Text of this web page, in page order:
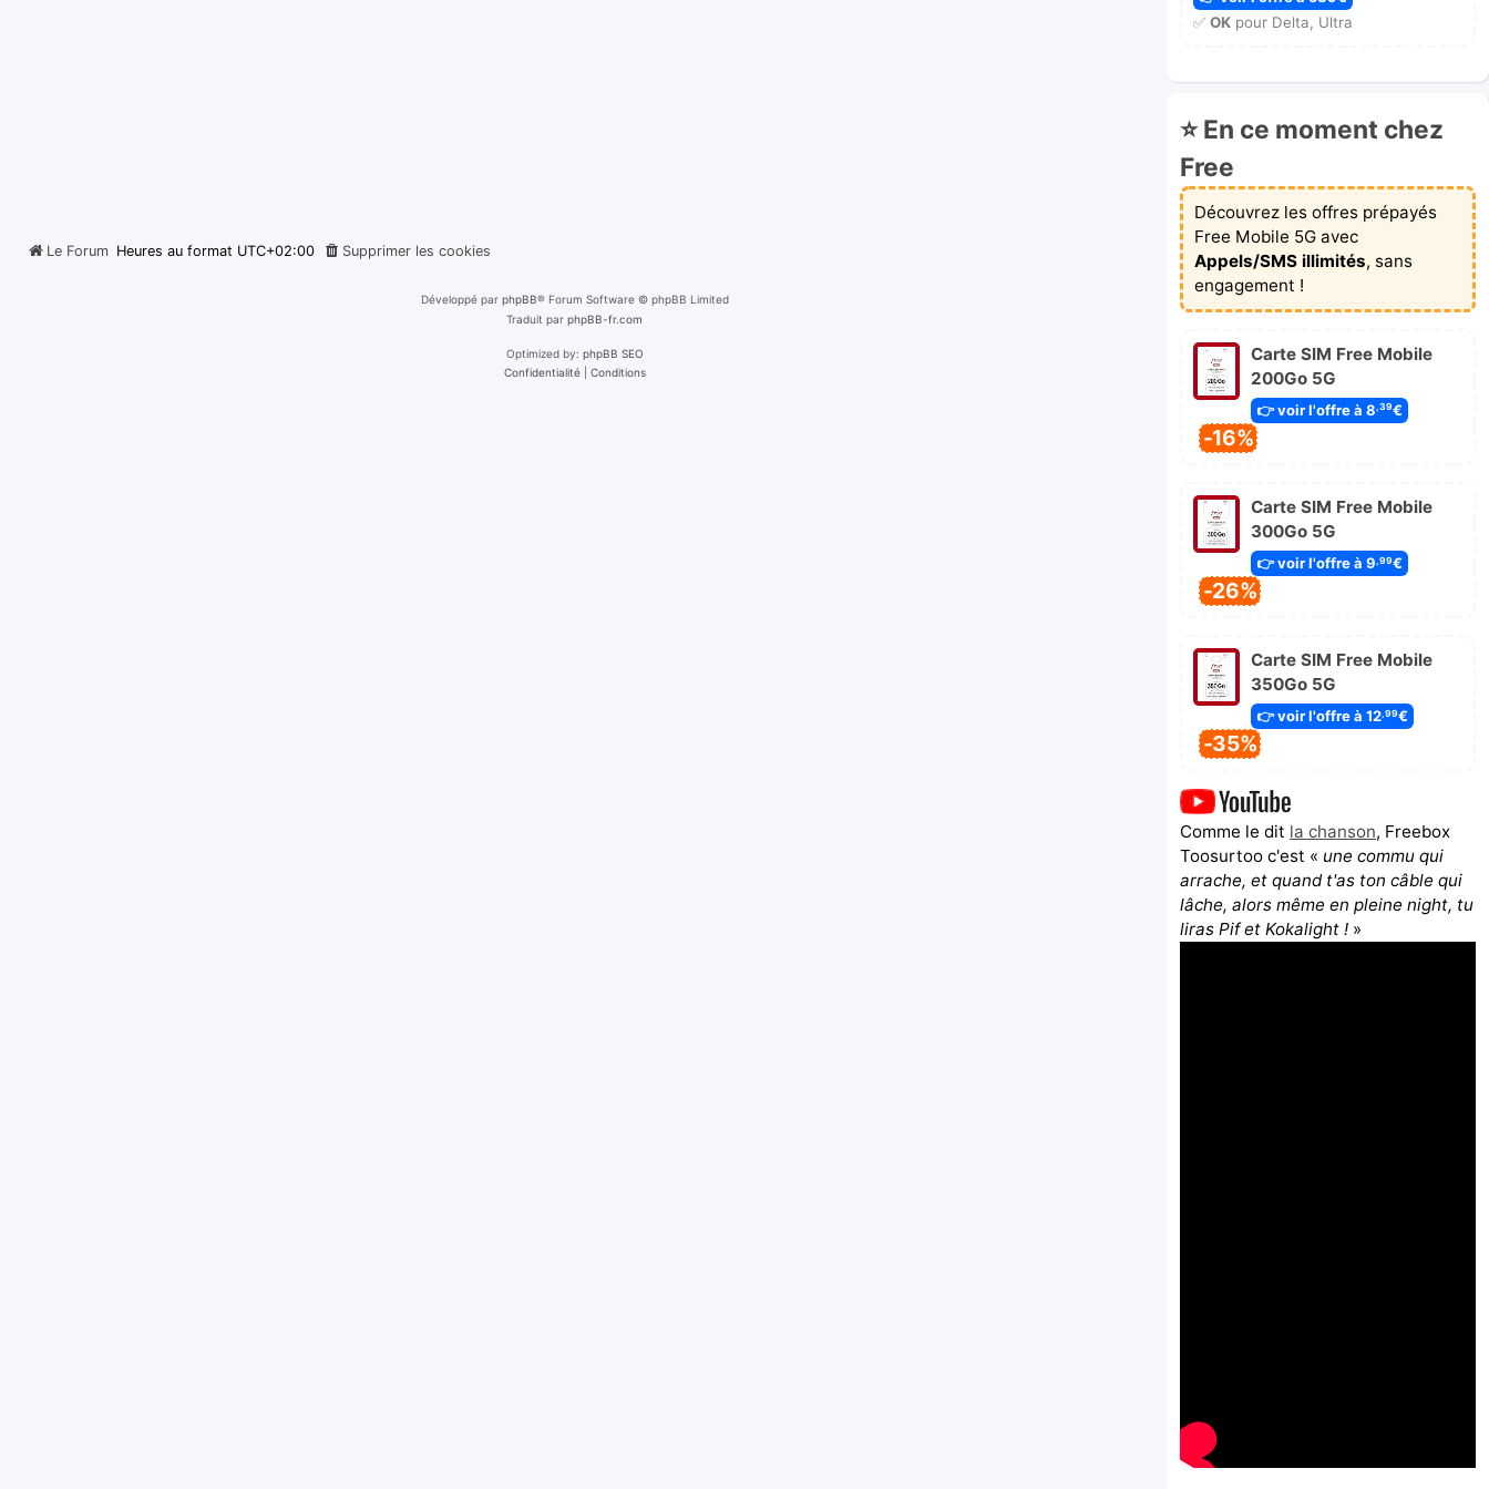
Le Forum Heures au format UTC+02:00 Supprimer les cookies
Développé par phpBB® Forum Software © phpBB Limited
Traduit par phpBB-fr.com
Optimized by: phpBB SEO
Confidentialité| Conditions
✅ OKpour Delta, Ultra
⭐ En ce moment chez
Free
Découvrez les offres prépayés
Free Mobile 5G avec
Appels/SMS illimités, sans
engagement !
Carte SIM Free Mobile
200Go 5G
👉 voir l'offre à 8,39€
-16%
Carte SIM Free Mobile
300Go 5G
👉 voir l'offre à 9 ,99€
-26%
Carte SIM Free Mobile
350Go 5G
👉 voir l'offre à 12,99€
-35%
Comme le dit la chanson, Freebox
Toosurtoo c'est « une commu qui
arrache, et quand t'as ton câble qui
lâche, alors même en pleine night, tu
liras Pif et Kokalight ! »